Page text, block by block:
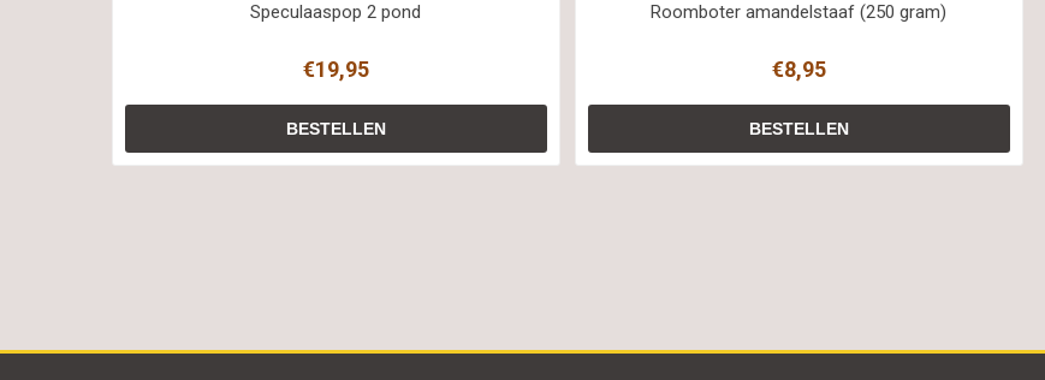
Speculaaspop 2 pond
€19,95
Roomboter amandelstaaf (250 gram)
€8,95